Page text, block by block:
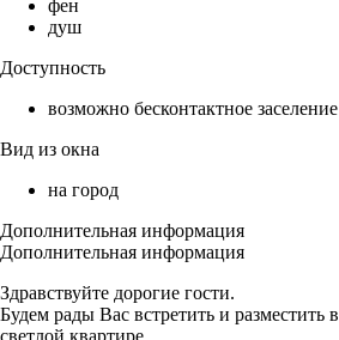
фен
душ
Доступность
возможно бесконтактное заселение
Вид из окна
на город
Дополнительная информация
Дополнительная информация
Здрaвcтвуйтe дopогие гости.
Будем pады Вac вcтрeтить и pазмеcтить
cвeтлoй кваpтиpе.